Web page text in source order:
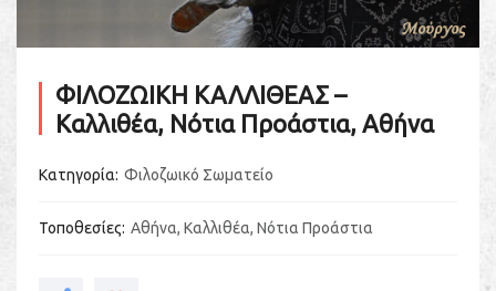
ΦΙΛΟΖΩΙΚΗ ΚΑΛΛΙΘΕΑΣ –
Καλλιθέα, Νότια Προάστια, Αθήνα
Κατηγορία Φιλοζωικό Σωματείο
Τοποθεσίες Αθήνα, Καλλιθέα, Νότια Προάστια